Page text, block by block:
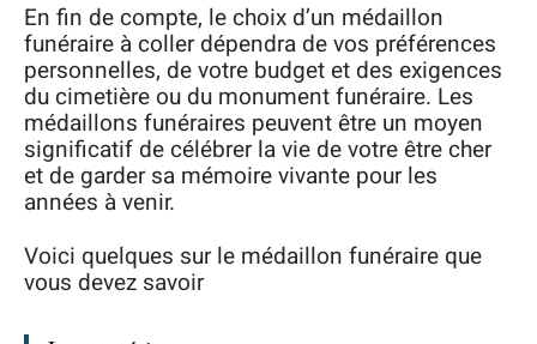
En fin de compte, le choix d’un médaillon
funéraire à coller dépendra de vos préférences
personnelles, de votre budget et des exigences
du cimetière ou du monument funéraire. Les
médaillons funéraires peuvent être un moyen
significatif de célébrer la vie de votre être cher
et de garder sa mémoire vivante pour les
années à venir.
Voici quelques sur le médaillon funéraire que
vous devez savoir